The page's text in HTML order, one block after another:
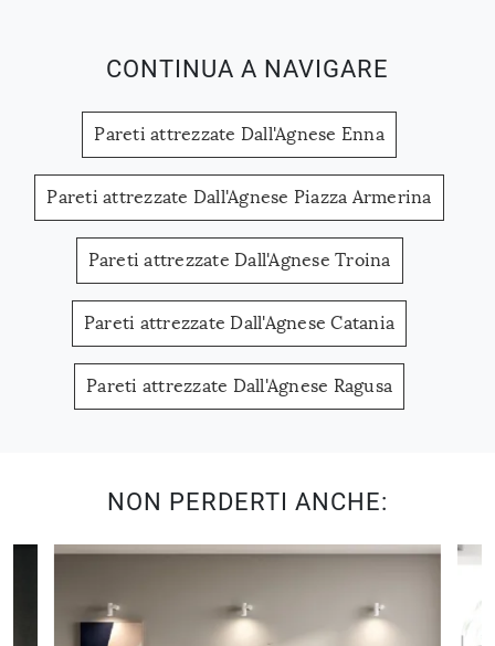
CONTINUA A NAVIGARE
Pareti attrezzate Dall'Agnese Enna
Pareti attrezzate Dall'Agnese Piazza Armerina
Pareti attrezzate Dall'Agnese Troina
Pareti attrezzate Dall'Agnese Catania
Pareti attrezzate Dall'Agnese Ragusa
NON PERDERTI ANCHE: